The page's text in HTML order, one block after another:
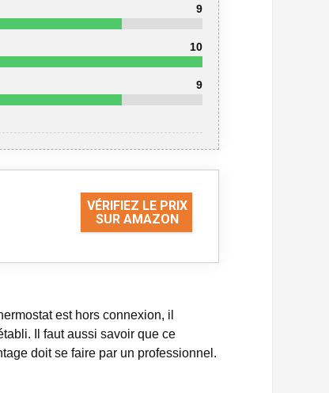
9
10
9
VÉRIFIEZ LE PRIX
SUR AMAZON
est hors connexion, il
Il faut aussi savoir que ce
doit se faire par un professionnel.